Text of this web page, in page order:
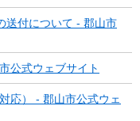
送付について - 郡山市
公式ウェブサイト
応） - 郡山市公式ウェ